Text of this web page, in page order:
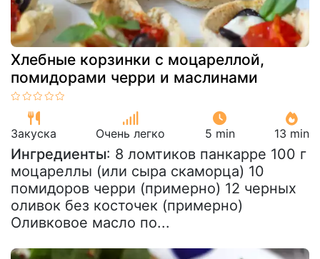
Хлебные корзинки с моцареллой,
помидорами черри и маслинами
Закуска Очень легко 5 min 13 min
Ингредиенты: 8 ломтиков панкарре 100 г
моцареллы (или сыра скаморца) 10
помидоров черри (примерно) 12 черных
оливок без косточек (примерно)
Оливковое масло по...